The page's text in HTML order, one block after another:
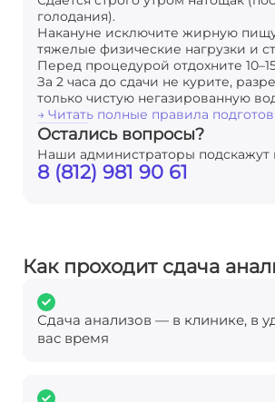
голодания).
Накануне исключите жирную
тяжелые физические нагрузки и
Перед процедурой отдохните
За 2 часа до сдачи не курите,
только чистую негазированную
→ Читать полные правила
Остались вопросы?
Наши администраторы подскажут
8 (812) 981 90 61
Как проходит сдача
Сдача анализов — в клинике, в
вас время